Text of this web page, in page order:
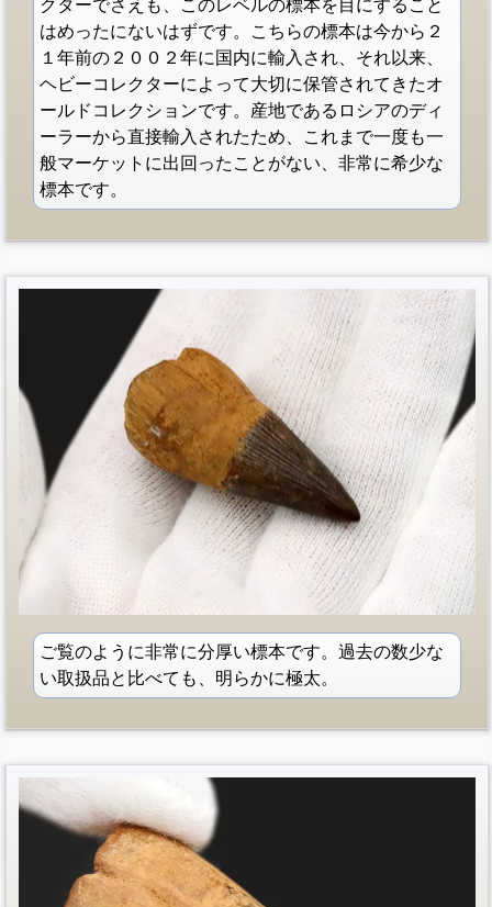
クターでさえも、このレベルの標本を目にすること
はめったにないはずです。こちらの標本は今から２
１年前の２００２年に国内に輸入され、それ以来、
ヘビーコレクターによって大切に保管されてきたオ
ールドコレクションです。産地であるロシアのディ
ーラーから直接輸入されたため、これまで一度も一
般マーケットに出回ったことがない、非常に希少な
標本です。
ご覧のように非常に分厚い標本です。過去の数少な
い取扱品と比べても、明らかに極太。